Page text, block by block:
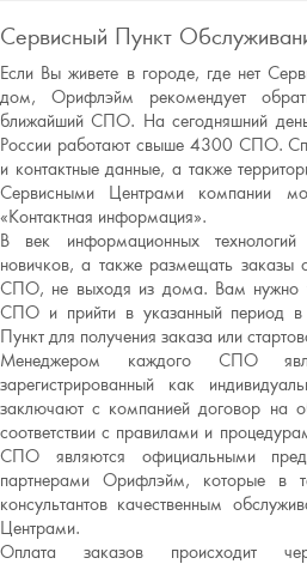
Сервисный Пункт
Если Вы живете в городе, где нет
дом, Орифлэйм рекомендует
ближайший СПО. На сегодняшний
России работают свыше 4300 СПО.
и контактные данные, а также
Сервисными Центрами компании
«Контактная информация».
В век информационных
новичков, а также размещать
СПО, не выходя из дома. Вам нужно
СПО и прийти в указанный период
Пункт для получения заказа или
Менеджером каждого СПО
зарегистрированный как
заключают с компанией договор на
соответствии с правилами и
СПО являются официальными
партнерами Орифлэйм, которые в
консультантов качественным
Центрами.
Оплата заказов происходит